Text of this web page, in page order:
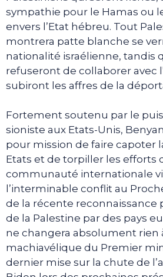
sympathie pour le Hamas ou
envers l’Etat hébreu. Tout
montrera patte blanche se
nationalité israélienne, tandis
refuseront de collaborer avec
subiront les affres de la
Fortement soutenu par le
sioniste aux Etats-Unis,
pour mission de faire capoter
Etats et de torpiller les efforts
communauté internationale
l’interminable conflit au
de la récente reconnaissance
de la Palestine par des pays
ne changera absolument rien
machiavélique du Premier
dernier mise sur la chute de